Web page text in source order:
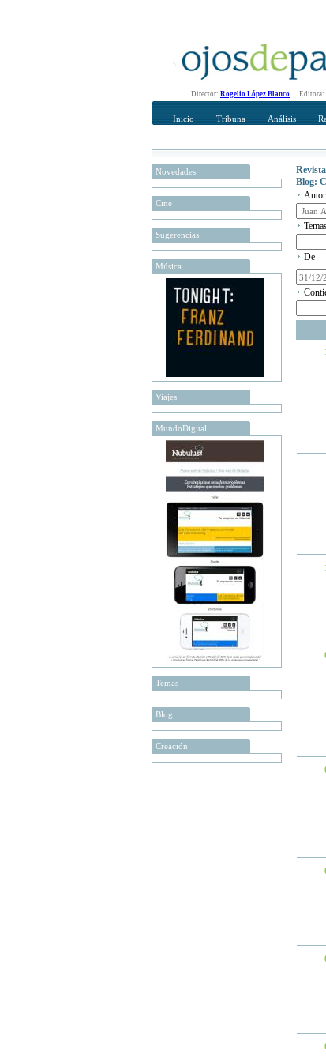
Director: Rogelio López Blanco Editora:
Inicio Tribuna Análisis
Novedades
Cine
Sugerencias
Música
Viajes
MundoDigital
Temas
Blog
Creación
Blog:
De